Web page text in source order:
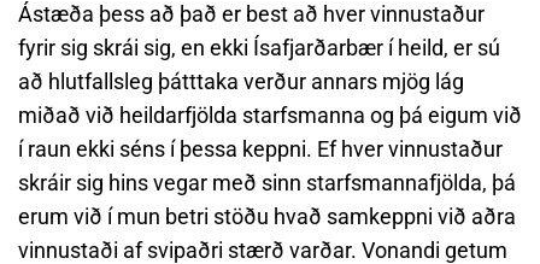
Ástæða þess að það er best að hver vinnustaður
fyrir sig skrái sig, en ekki Ísafjarðarbær í heild, er sú
að hlutfallsleg þátttaka verður annars mjög lág
miðað við heildarfjölda starfsmanna og þá eigum við
í raun ekki séns í þessa keppni. Ef hver vinnustaður
skráir sig hins vegar með sinn starfsmannafjölda, þá
erum við í mun betri stöðu hvað samkeppni við aðra
vinnustaði af svipaðri stærð varðar. Vonandi getum